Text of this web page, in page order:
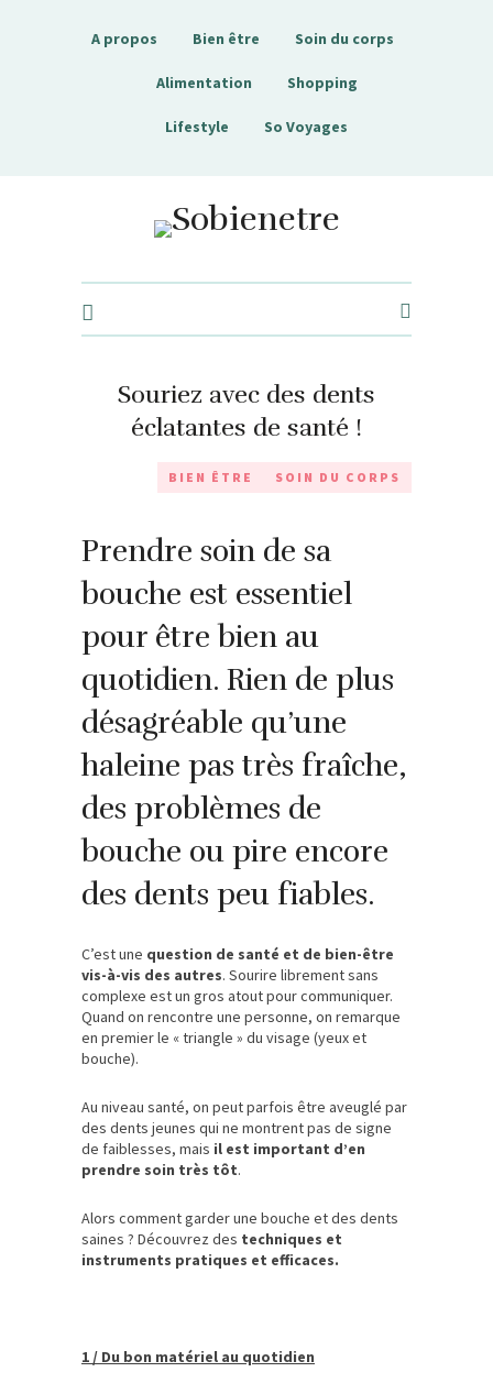
A propos Bien être Soin du corps
Alimentation Shopping
Lifestyle So Voyages
Sobienetre
Souriez avec des dents
éclatantes de santé !
BIEN ÊTRE SOIN DU CORPS
Prendre soin de sa
bouche est essentiel
pour être bien au
quotidien. Rien de plus
désagréable qu’une
haleine pas très fraîche,
des problèmes de
bouche ou pire encore
des dents peu fiables.
C’est une question de santé et de bien-être
vis-à-vis des autres. Sourire librement sans
complexe est un gros atout pour communiquer.
Quand on rencontre une personne, on remarque
en premier le « triangle » du visage (yeux et
bouche).
Au niveau santé, on peut parfois être aveuglé par
des dents jeunes qui ne montrent pas de signe
de faiblesses, mais il est important d’en
prendre soin très tôt.
Alors comment garder une bouche et des dents
saines ? Découvrez des techniques et
instruments pratiques et efficaces.
1 / Du bon matériel au quotidien